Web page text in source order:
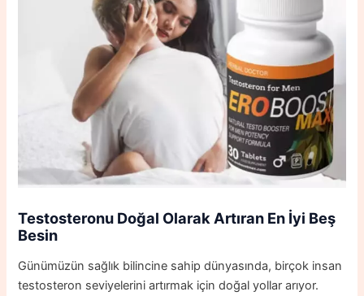
Testosteronu Doğal Olarak Artıran En İyi Beş
Besin
Günümüzün sağlık bilincine sahip dünyasında, birçok insan
testosteron seviyelerini artırmak için doğal yollar arıyor.